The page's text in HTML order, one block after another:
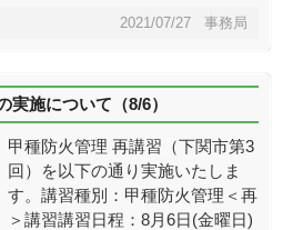
2021/07/27 事務局
実施について（8/6）
甲種防火管理 再講習（下関市第3
回）を以下の通り実施いたしま
す。講習種別：甲種防火管理＜再
＞講習講習日程：8月6日(金曜日)